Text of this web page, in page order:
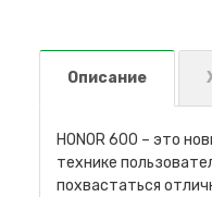
Описание
HONOR 600 – это
технике
похвастаться